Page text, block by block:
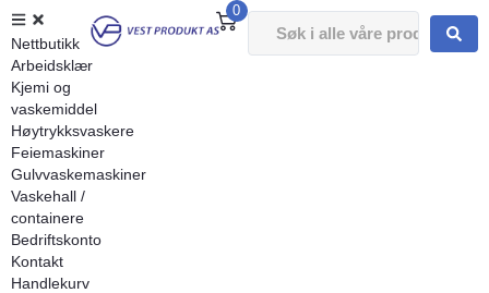
0
Nettbutikk
Arbeidsklær
Kjemi og
vaskemiddel
Høytrykksvaskere
Feiemaskiner
Gulvvaskemaskiner
Vaskehall /
containere
Bedriftskonto
Kontakt
Handlekurv